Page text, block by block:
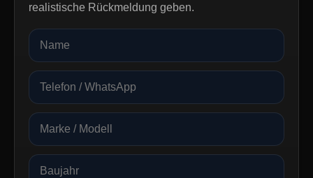
realistische Rückmeldung geben.